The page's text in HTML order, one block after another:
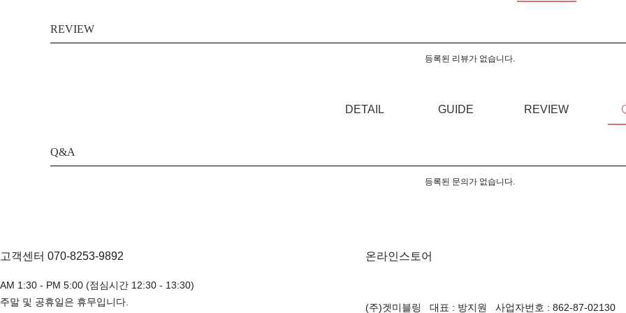
REVIEW
등록된 리뷰가 없습니다.
DETAIL GUIDE REVIEW
Q&A
등록된 문의가 없습니다.
고객센터 070-8253-9892
AM 1:30 - PM 5:00 (점심시간 12:30 - 13:30)
주말 및 공휴일은 휴무입니다.
온라인스토어
(주)겟미블링 대표 : 방지원 사업자번호 : 862-87-02130